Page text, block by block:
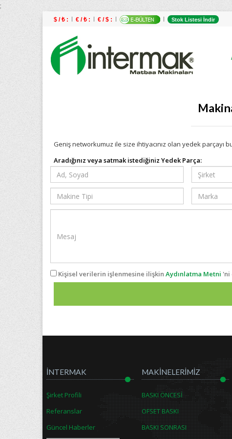
;
$ / ₺ : € / ₺ : € / $ : Stok Listesi İndir
Geniş networkumuz ile size ihtiyacınız olan yedek parçayı
Aradığınız veya satmak istediğiniz Yedek Parça:
Kişisel verilerin işlenmesine ilişkin Aydınlatma Metni 'ni
İNTERMAK
Şirket Profili
Referanslar
Güncel Haberler
MAKİNELERİMİZ
BASKI ÖNCESİ
OFSET BASKI
BASKI SONRASI